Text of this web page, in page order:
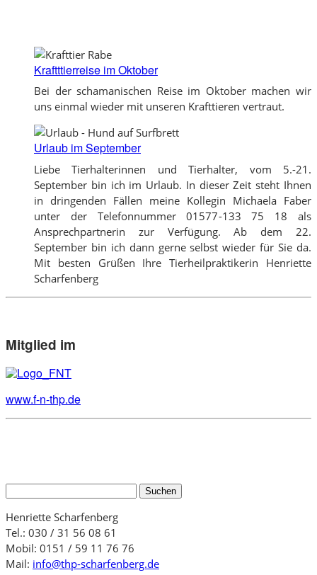
Kraftttierreise im Oktober
Bei der schamanischen Reise im Oktober machen wir
uns einmal wieder mit unseren Krafttieren vertraut.
Urlaub im September
Liebe Tierhalterinnen und Tierhalter, vom 5.-21.
September bin ich im Urlaub. In dieser Zeit steht Ihnen
in dringenden Fällen meine Kollegin Michaela Faber
unter der Telefonnummer 01577-133 75 18 als
Ansprechpartnerin zur Verfügung. Ab dem 22.
September bin ich dann gerne selbst wieder für Sie da.
Mit besten Grüßen Ihre Tierheilpraktikerin Henriette
Scharfenberg
Mitglied im
www.f-n-thp.de
Henriette Scharfenberg
Tel.: 030 / 31 56 08 61
Mobil: 0151 / 59 11 76 76
Mail: info@thp-scharfenberg.de